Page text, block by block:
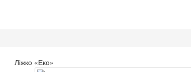
Ліжко «Еко»